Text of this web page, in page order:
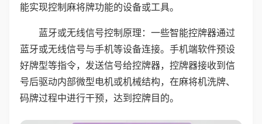
能实现控制麻将牌功能的设备或工具。
蓝牙或无线信号控制原理：一些智能控牌器通过
蓝牙或无线信号与手机等设备连接。手机端软件预设
好牌型等指令，发送信号给控牌器，控牌器接收到信
号后驱动内部微型电机或机械结构，在麻将机洗牌、
码牌过程中进行干预，达到控牌目的。